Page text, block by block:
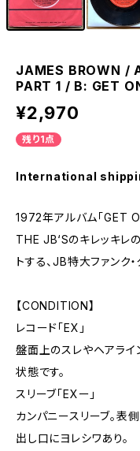
JAMES BROWN /
PART 1 / B: GET
¥2,970
残り1点
International
1972年アルバム「GET
THE JB‘Sのキレッキレ
トする、JB特大ファンク・
【CONDITION】
レコード「EX」
盤面上のスレやヘアライ
状態です。
スリーブ「EXー」
カンパニースリーブ。表
出し口にヨレシワあり。